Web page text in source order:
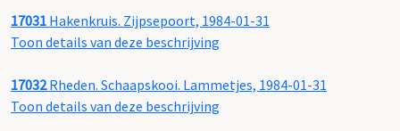
17031 Hakenkruis. Zijpsepoort, 1984-01-31
Toon details van deze beschrijving
17032Rheden. Schaapskooi. Lammetjes, 1984-01-31
Toon details van deze beschrijving